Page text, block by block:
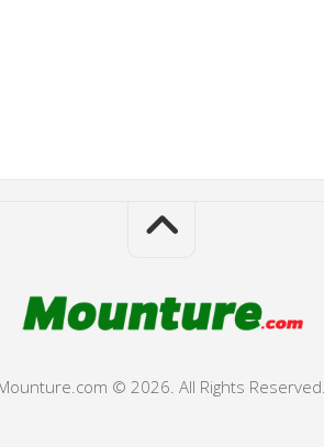
© 2026. All Rights Reserved.